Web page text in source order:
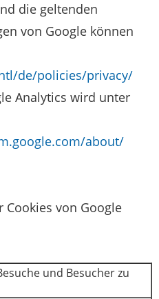
die geltenden
von Google können
de/policies/privacy/
Analytics wird unter
about/
von Google
und Besucher zu